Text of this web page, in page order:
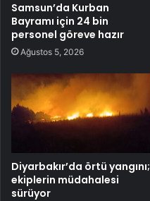
Samsun’da Kurban
Bayramı için 24 bin
personel göreve hazır
Ağustos 5, 2026
Diyarbakır’da örtü yangını;
ekiplerin müdahalesi
sürüyor